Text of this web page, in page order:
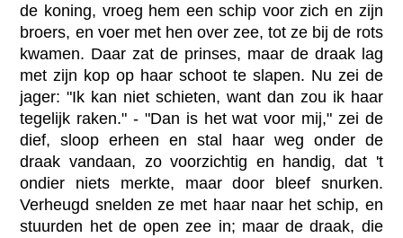
de koning, vroeg hem een schip voor zich en zijn
broers, en voer met hen over zee, tot ze bij de rots
kwamen. Daar zat de prinses, maar de draak lag
met zijn kop op haar schoot te slapen. Nu zei de
jager: "Ik kan niet schieten, want dan zou ik haar
tegelijk raken." - "Dan is het wat voor mij," zei de
dief, sloop erheen en stal haar weg onder de
draak vandaan, zo voorzichtig en handig, dat 't
ondier niets merkte, maar door bleef snurken.
Verheugd snelden ze met haar naar het schip, en
stuurden het de open zee in; maar de draak, die